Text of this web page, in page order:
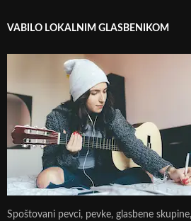
VABILO LOKALNIM GLASBENIKOM
Spoštovani pevci, pevke, glasbene